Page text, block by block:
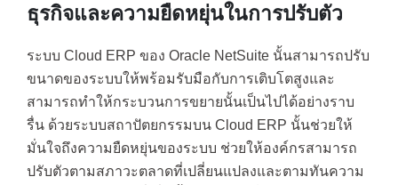
ธุรกิจและความยืดหยุ่นในการปรับตัว
ระบบ Cloud ERP ของ Oracle NetSuite นั้นสามารถปรับ
ขนาดของระบบให้พร้อมรับมือกับการเติบโตสูงและ
สามารถทำให้กระบวนการขยายนั้นเป็นไปได้อย่างราบ
รื่น ด้วยระบบสถาปัตยกรรมบน Cloud ERP นั้นช่วยให้
มั่นใจถึงความยืดหยุ่นของระบบ ช่วยให้องค์กรสามารถ
ปรับตัวตามสภาวะตลาดที่เปลี่ยนแปลงและตามทันความ